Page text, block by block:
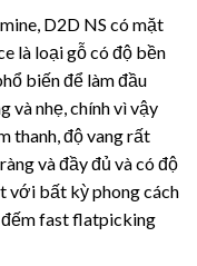
D2D NS có mặt
là loại gỗ có độ bền
biến để làm đầu
và nhẹ, chính vì vậy
thanh, độ vang rất
và đầy đủ và có độ
với bất kỳ phong cách
fast flatpicking